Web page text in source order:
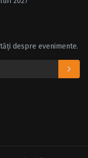
despre evenimente.